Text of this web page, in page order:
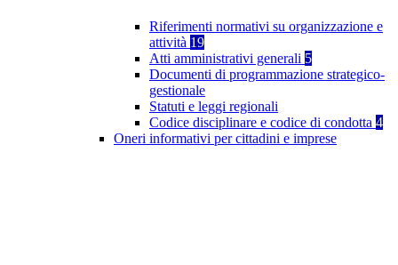
Riferimenti normativi su organizzazione e
attività 19
Atti amministrativi generali 5
Documenti di programmazione strategico-
gestionale
Statuti e leggi regionali
Codice disciplinare e codice di condotta 4
Oneri informativi per cittadini e imprese